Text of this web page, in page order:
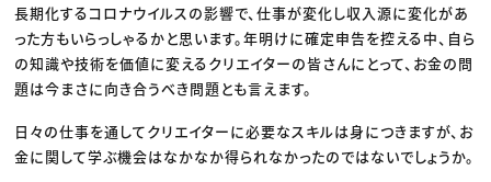
CREATIVE VILLAGEからのお知らせ
プロフェッショナル×つながる×メディア
長期化するコロナウイルスの影響で、仕事が変化し収入源に変化があ
った方もいらっしゃるかと思います。年明けに確定申告を控える中、自ら
の知識や技術を価値に変えるクリエイターの皆さんにとって、お金の問
題は今まさに向き合うべき問題とも言えます。
日々の仕事を通してクリエイターに必要なスキルは身につきますが、お
金に関して学ぶ機会はなかなか得られなかったのではないでしょうか。